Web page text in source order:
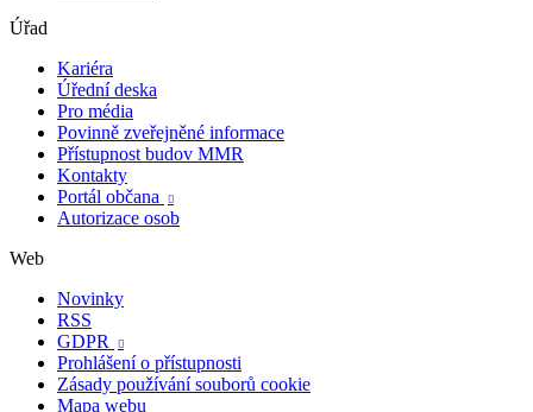
Úřad
Kariéra
Úřední deska
Pro média
Povinně zveřejněné informace
Přístupnost budov MMR
Kontakty
Portál občana

Autorizace osob
Web
Novinky
RSS
GDPR

Prohlášení o přístupnosti
Zásady používání souborů cookie
Mapa webu